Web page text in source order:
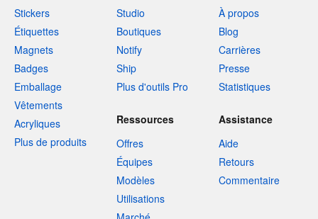
Stickers
Étiquettes
Magnets
Badges
Emballage
Vêtements
Acryliques
Plus de produits
Studio
Boutiques
Notify
Ship
Plus d'outils Pro
À propos
Blog
Carrières
Presse
Statistiques
Ressources
Offres
Équipes
Modèles
Utilisations
Assistance
Aide
Retours
Commentaire